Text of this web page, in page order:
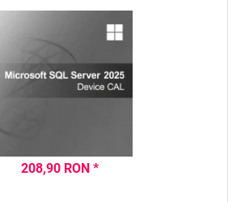
208,90 RON *